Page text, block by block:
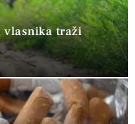
vlasnika traži